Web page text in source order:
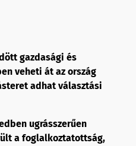
gazdasági és
veheti át az ország
adhat választási
ugrásszerűen
a foglalkoztatottság,